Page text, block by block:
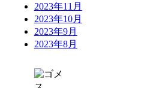
2023年11月
2023年10月
2023年9月
2023年8月